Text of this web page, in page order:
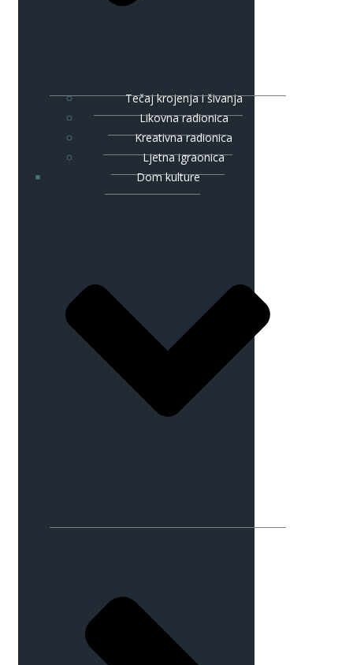
Tečaj krojenja i šivanja
Likovna radionica
Kreativna radionica
Ljetna igraonica
Dom kulture